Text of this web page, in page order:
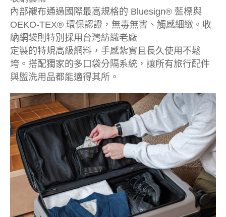
內部襯布通過國際最高規格的 Bluesign® 藍標與
OEKO-TEX® 環保認證，無毒無害、觸感細緻。收
納網袋則特別採用台灣紡織老廠
定製的特規高級網料，手感紮實且長久使用不鬆
垮。搭配獨家的多口袋分隔系統，讓所有旅行配件
與盥洗用品都能適得其所。